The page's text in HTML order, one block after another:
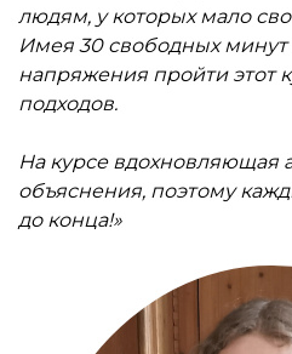
людям, у которых мало
Имея 30 свободных
напряжения пройти этот
подходов.
На курсе вдохновляющая
объяснения, поэтому
до конца!»